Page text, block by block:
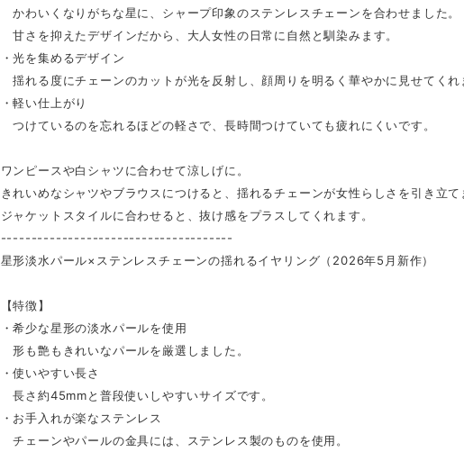
かわいくなりがちな星に、シャープ印象のステンレスチェーンを合わせました。
甘さを抑えたデザインだから、大人女性の日常に自然と馴染みます。
・光を集めるデザイン
揺れる度にチェーンのカットが光を反射し、顔周りを明るく華やかに見せてくれ
・軽い仕上がり
つけているのを忘れるほどの軽さで、長時間つけていても疲れにくいです。
ワンピースや白シャツに合わせて涼しげに。
きれいめなシャツやブラウスにつけると、揺れるチェーンが女性らしさを引き立て
ジャケットスタイルに合わせると、抜け感をプラスしてくれます。
--------------------------------------
星形淡水パール×ステンレスチェーンの揺れるイヤリング（2026年5月新作）
【特徴】
・希少な星形の淡水パールを使用
形も艶もきれいなパールを厳選しました。
・使いやすい長さ
長さ約45mmと普段使いしやすいサイズです。
・お手入れが楽なステンレス
チェーンやパールの金具には、ステンレス製のものを使用。